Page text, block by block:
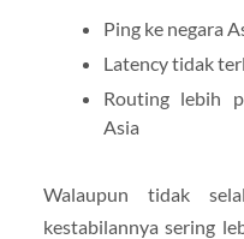
Ping ke negara
Latency tidak
Routing lebih
Asia
Walaupun tidak
kestabilannya sering